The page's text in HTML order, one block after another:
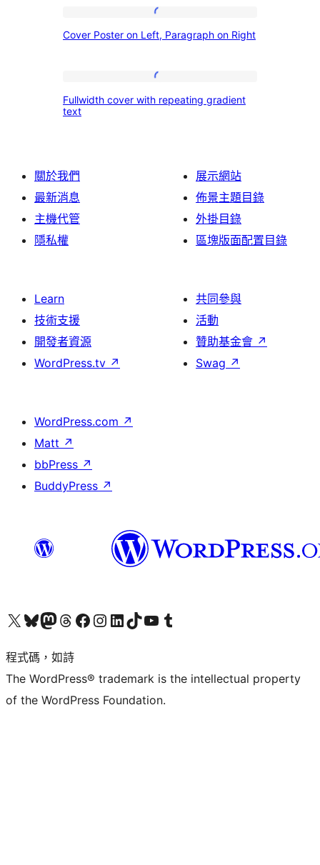
another
Poster
Paragraph
Cover Poster on Left, Paragraph on Right
cover
gradient
Fullwidth cover with repeating gradient
text
關於我們
最新消息
主機代管
隱私權
展示網站
佈景主題目錄
外掛目錄
區塊版面配置目錄
Learn
技術支援
開發者資源
WordPress.tv ↗
共同參與
活動
贊助基金會 ↗
Swag ↗
WordPress.com ↗
Matt ↗
bbPress ↗
BuddyPress ↗
查看我們的 X (之前的 Twitter) 帳號造訪我們的 Bluesky 帳號造訪我們的 Mastodon 帳號造訪我們的 Threads 帳號 造訪我們的 Facebook 粉絲專頁Visit our Instagram account
Visit our LinkedIn account
造訪我們的 TikTok 帳號Visit our YouTube channel
造訪我們的 Tumblr 帳號
程式碼，如詩
The WordPress® trademark is the intellectual property
of the WordPress Foundation.